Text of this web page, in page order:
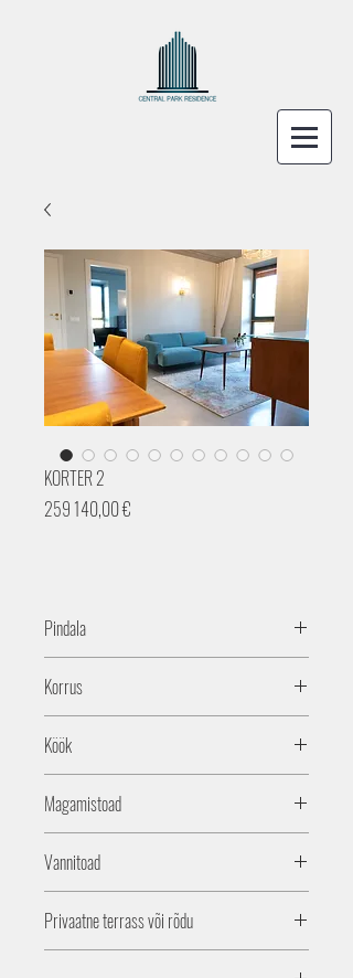
KORTER 2
259 140,00 €
Pindala
Korrus
Köök
Magamistoad
Vannitoad
Privaatne terrass või rõdu